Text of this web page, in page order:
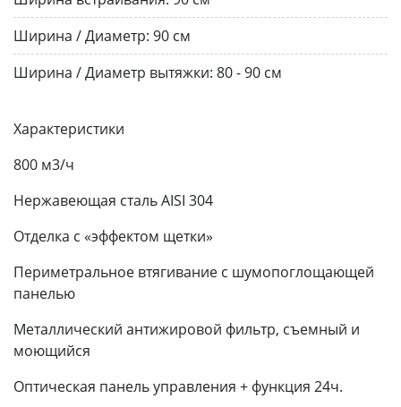
Ширина / Диаметр: 90 см
Ширина / Диаметр вытяжки: 80 - 90 см
Характеристики
800 м3/ч
Нержавеющая сталь AISI 304
Отделка с «эффектом щетки»
Периметральное втягивание с шумопоглощающей
панелью
Металлический антижировой фильтр, съемный и
моющийся
Оптическая панель управления + функция 24ч.